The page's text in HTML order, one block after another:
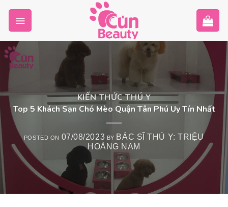
content
KIẾN THỨC THÚ Y
Top 5 Khách Sạn Chó Mèo Quận Tân Phú Uy Tín Nhất
POSTED ON 07/08/2023 BY BÁC SĨ THÚ Y: TRIỆU
HOÀNG NAM